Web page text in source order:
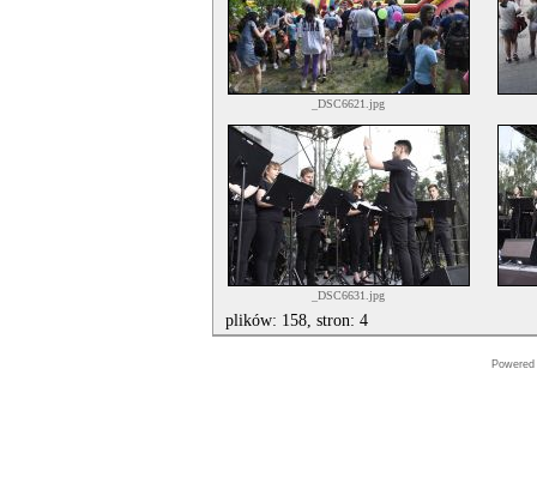
_DSC6621.jpg
_DSC6631.jpg
plików: 158, stron: 4